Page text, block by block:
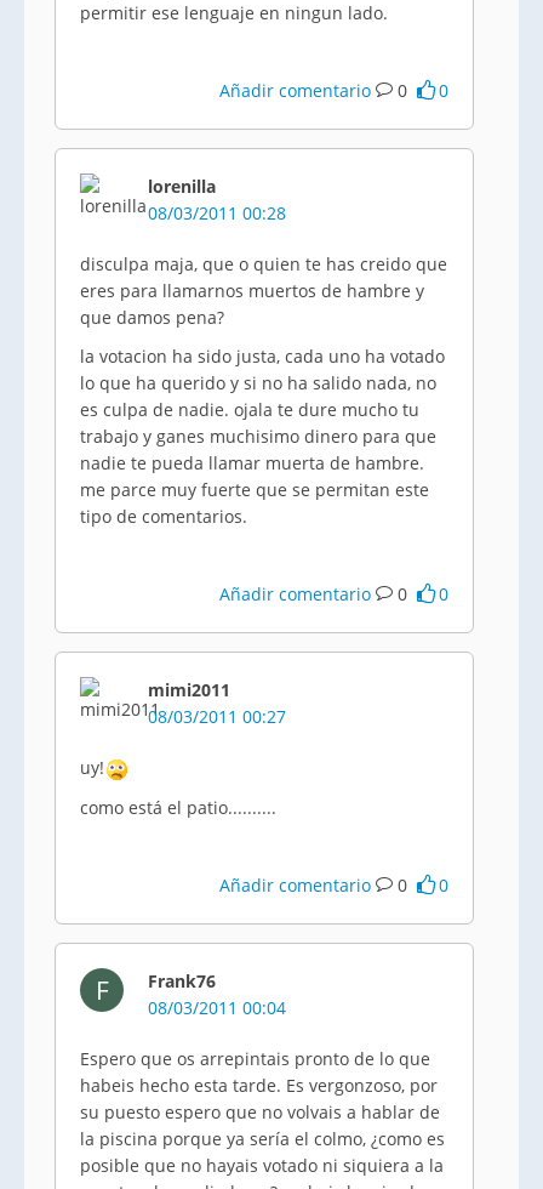
permitir ese lenguaje en ningun lado.
Añadir comentario 0 0
lorenilla
08/03/2011 00:28
disculpa maja, que o quien te has creido que
eres para llamarnos muertos de hambre y
que damos pena?
la votacion ha sido justa, cada uno ha votado
lo que ha querido y si no ha salido nada, no
es culpa de nadie. ojala te dure mucho tu
trabajo y ganes muchisimo dinero para que
nadie te pueda llamar muerta de hambre.
me parce muy fuerte que se permitan este
tipo de comentarios.
Añadir comentario 0 0
mimi2011
08/03/2011 00:27
uy!
como está el patio..........
Añadir comentario 0 0
F
Frank76
08/03/2011 00:04
Espero que os arrepintais pronto de lo que
habeis hecho esta tarde. Es vergonzoso, por
su puesto espero que no volvais a hablar de
la piscina porque ya sería el colmo, ¿como es
posible que no hayais votado ni siquiera a la